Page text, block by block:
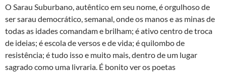
O Sarau Suburbano, autêntico em seu nome, é orgulhoso de
ser sarau democrático, semanal, onde os manos e as minas de
todas as idades comandam e brilham; é ativo centro de troca
de ideias; é escola de versos e de vida; é quilombo de
resistência; é tudo isso e muito mais, dentro de um lugar
sagrado como uma livraria. É bonito ver os poetas